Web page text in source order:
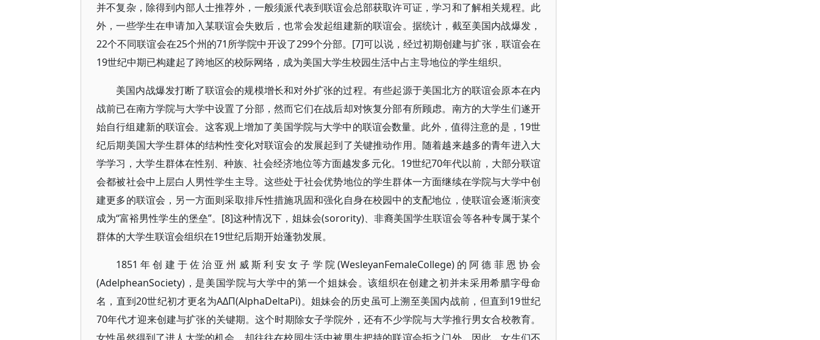
并不复杂，除得到内部人士推荐外，一般须派代表到联谊会总部获取许可证，学习和了解相关规程。此
外，一些学生在申请加入某联谊会失败后，也常会发起组建新的联谊会。据统计，截至美国内战爆发，
22个不同联谊会在25个州的71所学院中开设了299个分部。[7]可以说，经过初期创建与扩张，联谊会在
19世纪中期已构建起了跨地区的校际网络，成为美国大学生校园生活中占主导地位的学生组织。
美国内战爆发打断了联谊会的规模增长和对外扩张的过程。有些起源于美国北方的联谊会原本在内
战前已在南方学院与大学中设置了分部，然而它们在战后却对恢复分部有所顾虑。南方的大学生们遂开
始自行组建新的联谊会。这客观上增加了美国学院与大学中的联谊会数量。此外，值得注意的是，19世
纪后期美国大学生群体的结构性变化对联谊会的发展起到了关键推动作用。随着越来越多的青年进入大
学学习，大学生群体在性别、种族、社会经济地位等方面越发多元化。19世纪70年代以前，大部分联谊
会都被社会中上层白人男性学生主导。这些处于社会优势地位的学生群体一方面继续在学院与大学中创
建更多的联谊会，另一方面则采取排斥性措施巩固和强化自身在校园中的支配地位，使联谊会逐渐演变
成为“富裕男性学生的堡垒”。[8]这种情况下，姐妹会(sorority)、非裔美国学生联谊会等各种专属于某个
群体的大学生联谊会组织在19世纪后期开始蓬勃发展。
1851年创建于佐治亚州威斯利安女子学院(WesleyanFemaleCollege)的阿德菲恩协会
(AdelpheanSociety)，是美国学院与大学中的第一个姐妹会。该组织在创建之初并未采用希腊字母命
名，直到20世纪初才更名为AΔП(AlphaDeltaPi)。姐妹会的历史虽可上溯至美国内战前，但直到19世纪
70年代才迎来创建与扩张的关键期。这个时期除女子学院外，还有不少学院与大学推行男女合校教育。